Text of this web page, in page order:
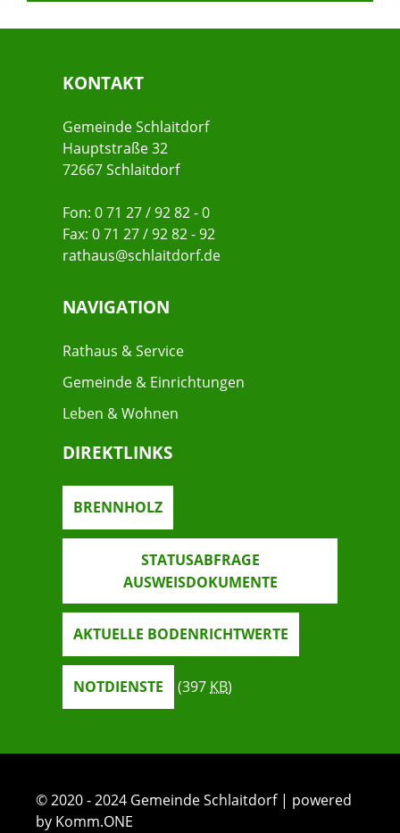
KONTAKT
Gemeinde Schlaitdorf
Hauptstraße 32
72667 Schlaitdorf
Fon: 0 71 27 / 92 82 - 0
Fax: 0 71 27 / 92 82 - 92
rathaus@schlaitdorf.de
NAVIGATION
Rathaus & Service
Gemeinde & Einrichtungen
Leben & Wohnen
DIREKTLINKS
BRENNHOLZ
STATUSABFRAGE
AUSWEISDOKUMENTE
AKTUELLE BODENRICHTWERTE
NOTDIENSTE (397 KB)
© 2020 - 2024 Gemeinde Schlaitdorf | powered
by Komm.ONE